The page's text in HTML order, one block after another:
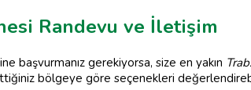
Randevu ve İletişim
başvurmanız gerekiyorsa, size en yakın
bölgeye göre seçenekleri